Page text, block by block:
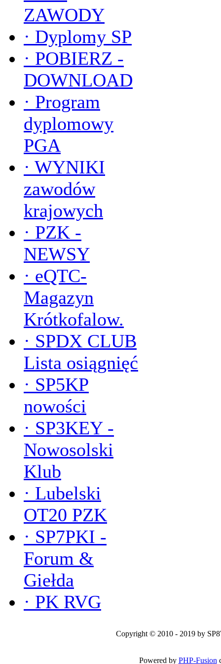
ZAWODY
· Dyplomy SP
· POBIERZ -
DOWNLOAD
· Program
dyplomowy
PGA
· WYNIKI
zawodów
krajowych
· PZK -
NEWSY
· eQTC-
Magazyn
Krótkofalow.
· SPDX CLUB
Lista osiągnięć
· SP5KP
nowości
· SP3KEY -
Nowosolski
Klub
· Lubelski
OT20 PZK
· SP7PKI -
Forum &
Giełda
· PK RVG
Copyright © 2010 - 2019 by
Powered by PHP-Fusion